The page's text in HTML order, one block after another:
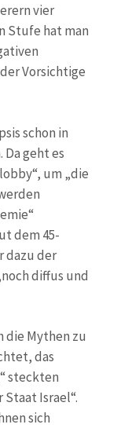
vier
Stufe hat man
Vorsichtige
schon in
geht es
um „die
dem 45-
dazu der
diffus und
die Mythen zu
das
steckten
Israel“.
sich